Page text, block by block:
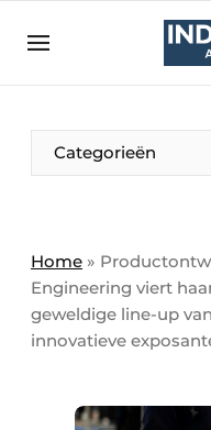
Aanmelden
Bedrijven
Bedrijven
Direct contact
Eigen content
Evenement
Meest gelezen
Categorieën
Home »
Engineering viert
geweldige line-up
innovatieve